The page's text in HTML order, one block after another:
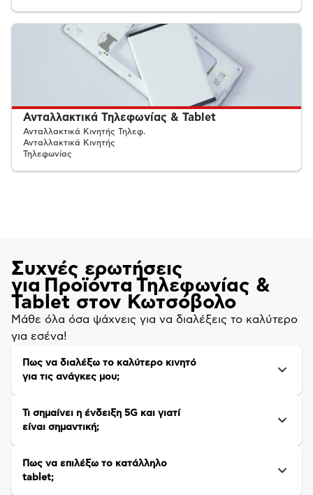
Ανταλλακτικά Τηλεφωνίας & Tablet
Ανταλλακτικά Κινητής Τηλεφ.
Ανταλλακτικά Κινητής
Τηλεφωνίας
Συχνές ερωτήσεις
για Προϊόντα Τηλεφωνίας &
Tablet στον Κωτσόβολο
Μάθε όλα όσα ψάχνεις για να διαλέξεις το καλύτερο
για εσένα!
Πως να διαλέξω το καλύτερο κινητό
για τις ανάγκες μου;
Τι σημαίνει η ένδειξη 5G και γιατί
είναι σημαντική;
Πως να επιλέξω το κατάλληλο
tablet;